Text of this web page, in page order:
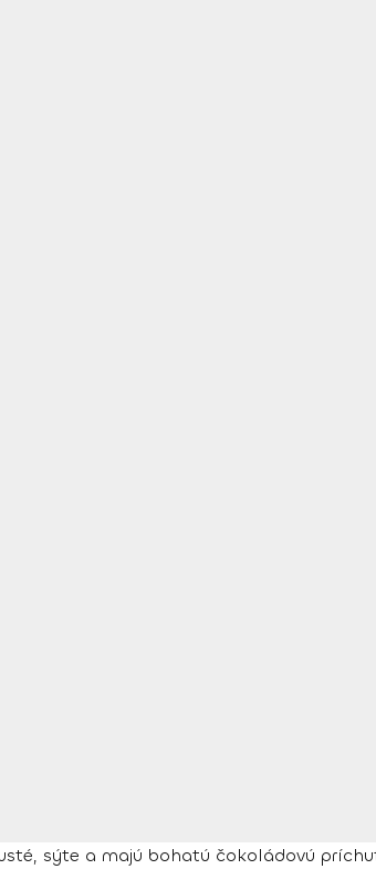
sýte a majú bohatú čokoládovú